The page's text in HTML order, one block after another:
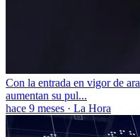
Con la entrada en vigor de
aumentan su pul...
hace 9 meses · La Hora